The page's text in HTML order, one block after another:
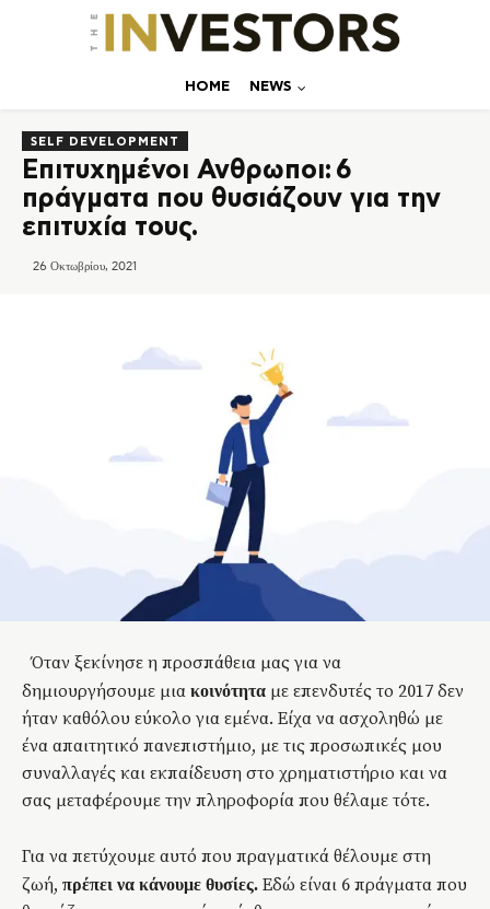
ΗΟΜΕ NEWS
SELF DEVELOPMENT
Επιτυχημένοι Ανθρωποι: 6
πράγματα που θυσιάζουν για την
επιτυχία τους.
26 Οκτωβρίου, 2021
Όταν ξεκίνησε η προσπάθεια μας για να
δημιουργήσουμε μια κοινότητα με επενδυτές το 2017 δεν
ήταν καθόλου εύκολο για εμένα. Είχα να ασχοληθώ με
ένα απαιτητικό πανεπιστήμιο, με τις προσωπικές μου
συναλλαγές και εκπαίδευση στο χρηματιστήριο και να
σας μεταφέρουμε την πληροφορία που θέλαμε τότε.
Για να πετύχουμε αυτό που πραγματικά θέλουμε στη
ζωή, πρέπει να κάνουμε θυσίες. Εδώ είναι 6 πράγματα που